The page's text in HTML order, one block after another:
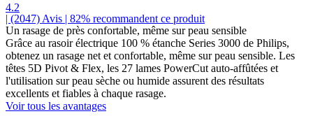
4.2
| (2047) Avis | 82% recommandent ce produit
Un rasage de près confortable, même sur peau sensible
Grâce au rasoir électrique 100 % étanche Series 3000 de Philips,
obtenez un rasage net et confortable, même sur peau sensible. Les
têtes 5D Pivot & Flex, les 27 lames PowerCut auto-affûtées et
l'utilisation sur peau sèche ou humide assurent des résultats
excellents et fiables à chaque rasage.
Voir tous les avantages